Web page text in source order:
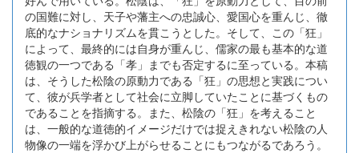
の国難に対し、天子や藩主への忠誠心、愛国心を重んじ、徹
底的なナショナリズムを貫こうとした。そして、この「狂」
によって、最終的には自身が重んじ、儒家の最も基本的な道
徳観の一つである「孝」までも否定するに至っている。本稿
は、そうした松陰の原動力である「狂」の思想と実践につい
て、彼が兵学者として社会に立脚していたことに基づくもの
であることを指摘する。また、松陰の「狂」を考えること
は、一般的な道徳的イメージだけでは捉えきれない松陰の人
物像の一端を浮かび上がらせることにもつながるであろう。